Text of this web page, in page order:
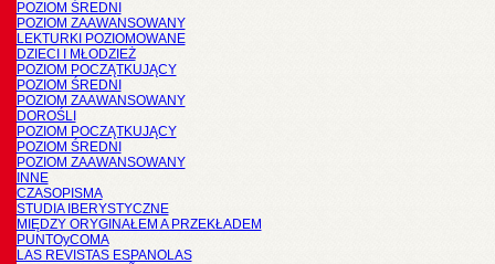
POZIOM ŚREDNI
POZIOM ZAAWANSOWANY
LEKTURKI POZIOMOWANE
DZIECI I MŁODZIEŻ
POZIOM POCZĄTKUJĄCY
POZIOM ŚREDNI
POZIOM ZAAWANSOWANY
DOROŚLI
POZIOM POCZĄTKUJĄCY
POZIOM ŚREDNI
POZIOM ZAAWANSOWANY
INNE
CZASOPISMA
STUDIA IBERYSTYCZNE
MIĘDZY ORYGINAŁEM A PRZEKŁADEM
PUNTOyCOMA
LAS REVISTAS ESPANOLAS